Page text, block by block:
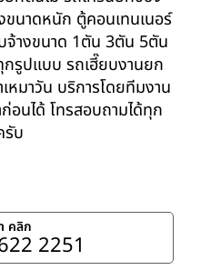
นาดหนัก ตู้คอนเทนเนอร์
จ้างขนาด 1ตัน 3ตัน 5ตัน
รูปแบบ รถเฮี๊ยบงานยก
หมาวัน บริการโดยทีมงาน
อนได้ โทรสอบถามได้ทุก
รับ
คลิก
2251